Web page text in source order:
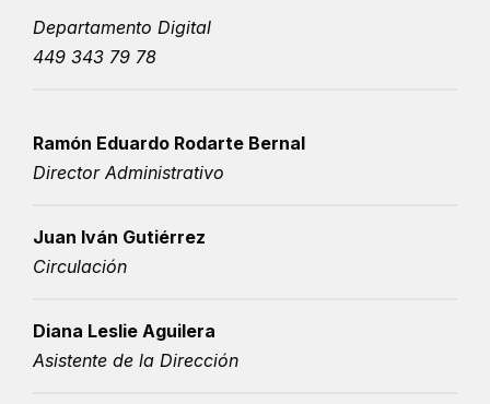
Departamento Digital
449 343 79 78
Ramón Eduardo Rodarte Bernal
Director Administrativo
Juan Iván Gutiérrez
Circulación
Diana Leslie Aguilera
Asistente de la Dirección